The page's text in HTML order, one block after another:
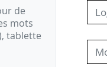
de
mots
tablette